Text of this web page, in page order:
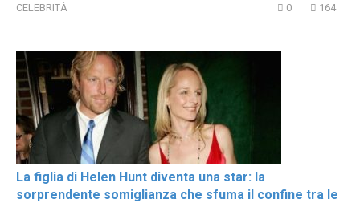
CELEBRITÀ 0 164
La figlia di Helen Hunt diventa una star: la
sorprendente somiglianza che sfuma il confine tra le